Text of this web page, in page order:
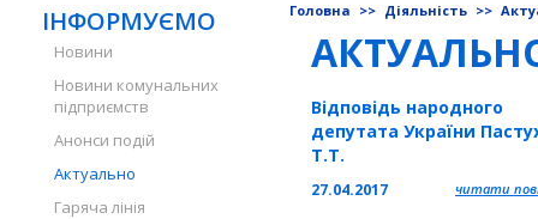
ІНФОРМУЄМО
Новини
Новини комунальних
підприємств
Анонси подій
Актуально
Гаряча лінія
Головна >> Діяльність >>
Відповідь народного
депутата України
Т.Т.
27.04.2017 читати